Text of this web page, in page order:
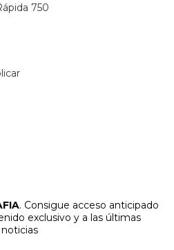
750
. Consigue acceso anticipado
exclusivo y a las últimas
noticias